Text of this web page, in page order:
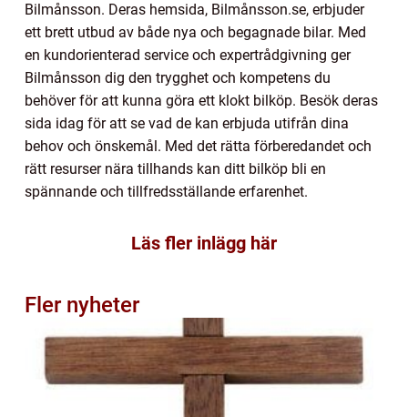
Bilmånsson. Deras hemsida, Bilmånsson.se, erbjuder
ett brett utbud av både nya och begagnade bilar. Med
en kundorienterad service och expertrådgivning ger
Bilmånsson dig den trygghet och kompetens du
behöver för att kunna göra ett klokt bilköp. Besök deras
sida idag för att se vad de kan erbjuda utifrån dina
behov och önskemål. Med det rätta förberedandet och
rätt resurser nära tillhands kan ditt bilköp bli en
spännande och tillfredsställande erfarenhet.
Läs fler inlägg här
Fler nyheter